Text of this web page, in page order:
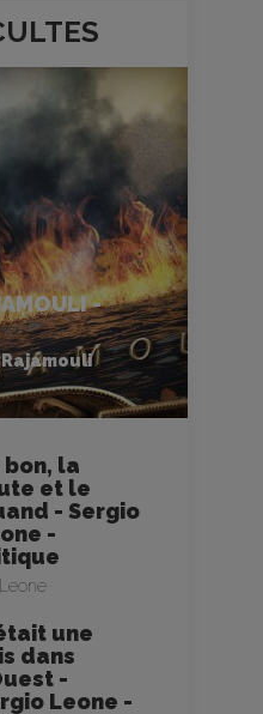
-
Rajamouli
bon, la
et le
- Sergio
-
une
dans
-
Leone -